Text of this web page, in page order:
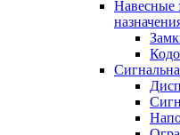
Навесные